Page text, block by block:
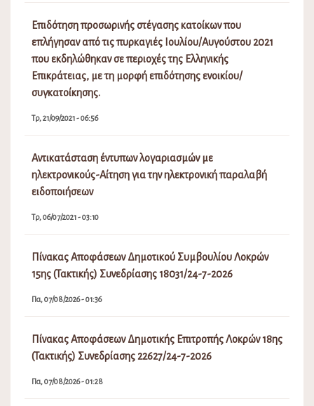
Επιδότηση προσωρινής στέγασης κατοίκων που
επλήγησαν από τις πυρκαγιές Ιουλίου/Αυγούστου 2021
που εκδηλώθηκαν σε περιοχές της Ελληνικής
Επικράτειας, με τη μορφή επιδότησης ενοικίου/
συγκατοίκησης.
Τρ, 21/09/2021 - 06:56
Αντικατάσταση έντυπων λογαριασμών με
ηλεκτρονικούς-Αίτηση για την ηλεκτρονική παραλαβή
ειδοποιήσεων
Τρ, 06/07/2021 - 03:10
Πίνακας Αποφάσεων Δημοτικού Συμβουλίου Λοκρών
15ης (Τακτικής) Συνεδρίασης 18031/24-7-2026
Πα, 07/08/2026 - 01:36
Πίνακας Αποφάσεων Δημοτικής Επιτροπής Λοκρών 18ης
(Τακτικής) Συνεδρίασης 22627/24-7-2026
Πα, 07/08/2026 - 01:28